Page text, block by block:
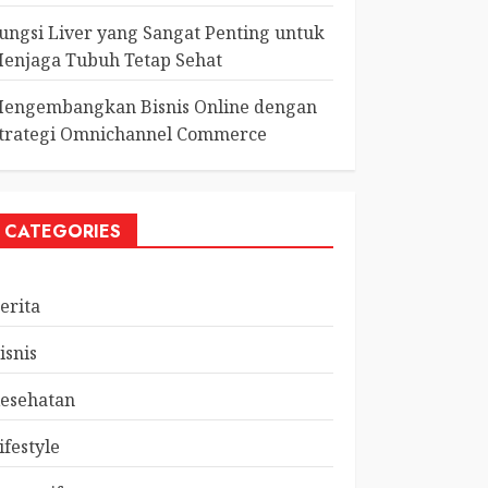
Liver yang Sangat Penting untuk
Tubuh Tetap Sehat
Bisnis Online dengan
Omnichannel Commerce
CATEGORIES